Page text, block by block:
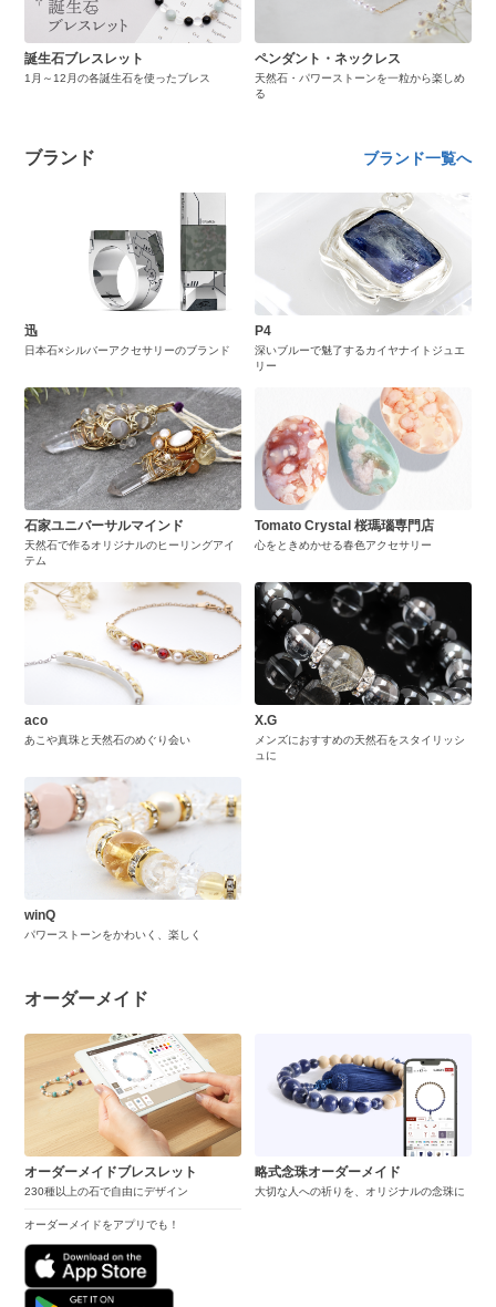
誕生石ブレスレット
1月～12月の各誕生石を使ったブレス
ペンダント・ネックレス
天然石・パワーストーンを一粒から楽しめ
る
ブランド ブランド一覧へ
迅
日本石×シルバーアクセサリーのブランド
P4
深いブルーで魅了するカイヤナイトジュエ
リー
石家ユニバーサルマインド
天然石で作るオリジナルのヒーリングアイ
テム
Tomato Crystal 桜瑪瑙専門店
心をときめかせる春色アクセサリー
aco
あこや真珠と天然石のめぐり会い
X.G
メンズにおすすめの天然石をスタイリッシ
ュに
winQ
パワーストーンをかわいく、楽しく
オーダーメイド
オーダーメイドブレスレット
230種以上の石で自由にデザイン
オーダーメイドをアプリでも！
略式念珠オーダーメイド
大切な人への祈りを、オリジナルの念珠に